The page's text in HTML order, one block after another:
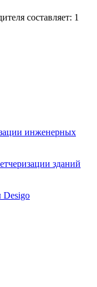
составляет: 1
инженерных
зданий
Desigo